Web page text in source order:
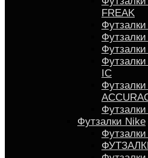
FREAK
IC
Футзалки Nike